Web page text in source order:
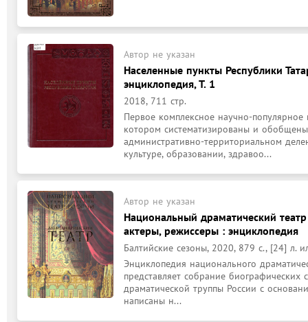
Автор не указан
Населенные пункты Республики
энциклопедия, Т. 1
2018, 711 стр.
Первое комплексное научно-
котором систематизированы и
административно-территориальном
культуре, образовании, здравоо...
Автор не указан
Национальный драматический
актеры, режиссеры : энциклопедия
Балтийские сезоны, 2020, 879 с., [24] л.
Энциклопедия национального
представляет собрание
драматической труппы России с
написаны н...